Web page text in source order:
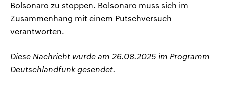
Bolsonaro zu stoppen. Bolsonaro muss sich im
Zusammenhang mit einem Putschversuch
verantworten.
Diese Nachricht wurde am 26.08.2025 im Programm
Deutschlandfunk gesendet.